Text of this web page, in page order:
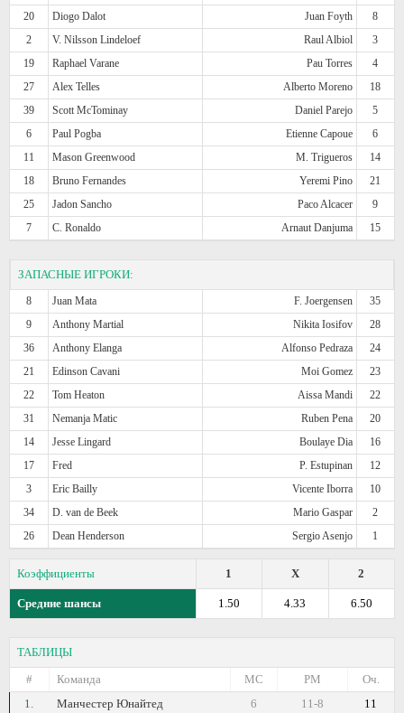
20
Diogo Dalot Juan Foyth
8
2
V. Nilsson Lindeloef Raul Albiol
3
19
Raphael Varane Pau Torres
4
27
Alex Telles Alberto Moreno
18
39
Scott McTominay Daniel Parejo
5
6
Paul Pogba Etienne Capoue
6
11
Mason Greenwood M. Trigueros
14
18
Bruno Fernandes Yeremi Pino
21
25
Jadon Sancho Paco Alcacer
9
7
C. Ronaldo Arnaut Danjuma 15
ЗАПАСНЫЕ ИГРОКИ:
8 Juan Mata F. Joergensen
35
9
Anthony Martial Nikita Iosifov
28
36
Anthony Elanga Alfonso Pedraza
24
21
Edinson Cavani Moi Gomez
23
22
Tom Heaton Aissa Mandi
22
31
Nemanja Matic Ruben Pena
20
14
Jesse Lingard Boulaye Dia
16
17
Fred P. Estupinan
12
3
Eric Bailly Vicente Iborra
10
34
D. van de Beek Mario Gaspar
2
26
Dean Henderson Sergio Asenjo 1
Коэффициенты 2
X
1
Средние шансы 6.50
4.33
1.50
ТАБЛИЦЫ
#
Команда Оч.
РМ
МС
1.
Манчестер Юнайтед 11
11-8
6